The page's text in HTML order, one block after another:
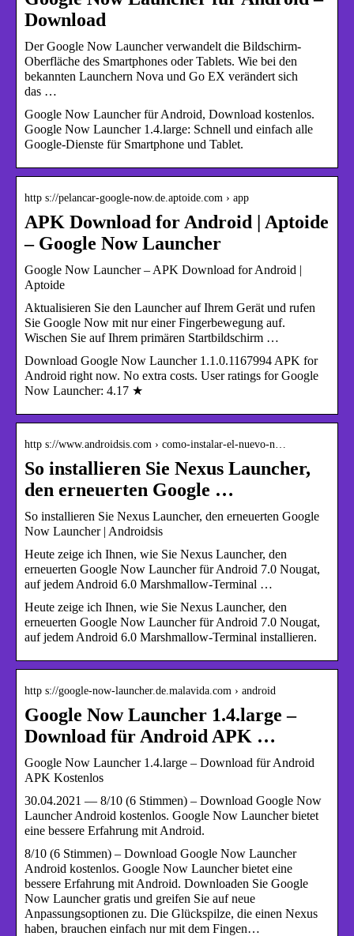
Download
Der Google Now Launcher verwandelt die Bildschirm-
Oberfläche des Smartphones oder Tablets. Wie bei den
bekannten Launchern Nova und Go EX verändert sich
das …
Google Now Launcher für Android, Download kostenlos.
Google Now Launcher 1.4.large: Schnell und einfach alle
Google-Dienste für Smartphone und Tablet.
http s://pelancar-google-now.de.aptoide.com › app
APK Download for Android | Aptoide
– Google Now Launcher
Google Now Launcher – APK Download for Android |
Aptoide
Aktualisieren Sie den Launcher auf Ihrem Gerät und rufen
Sie Google Now mit nur einer Fingerbewegung auf.
Wischen Sie auf Ihrem primären Startbildschirm …
Download Google Now Launcher 1.1.0.1167994 APK for
Android right now. No extra costs. User ratings for Google
Now Launcher: 4.17 ★
http s://www.androidsis.com › como-instalar-el-nuevo-n…
So installieren Sie Nexus Launcher,
den erneuerten Google …
So installieren Sie Nexus Launcher, den erneuerten Google
Now Launcher | Androidsis
Heute zeige ich Ihnen, wie Sie Nexus Launcher, den
erneuerten Google Now Launcher für Android 7.0 Nougat,
auf jedem Android 6.0 Marshmallow-Terminal …
Heute zeige ich Ihnen, wie Sie Nexus Launcher, den
erneuerten Google Now Launcher für Android 7.0 Nougat,
auf jedem Android 6.0 Marshmallow-Terminal installieren.
http s://google-now-launcher.de.malavida.com › android
Google Now Launcher 1.4.large –
Download für Android APK …
Google Now Launcher 1.4.large – Download für Android
APK Kostenlos
30.04.2021 — 8/10 (6 Stimmen) – Download Google Now
Launcher Android kostenlos. Google Now Launcher bietet
eine bessere Erfahrung mit Android.
8/10 (6 Stimmen) – Download Google Now Launcher
Android kostenlos. Google Now Launcher bietet eine
bessere Erfahrung mit Android. Downloaden Sie Google
Now Launcher gratis und greifen Sie auf neue
Anpassungsoptionen zu. Die Glückspilze, die einen Nexus
haben, brauchen einfach nur mit dem Fingen…